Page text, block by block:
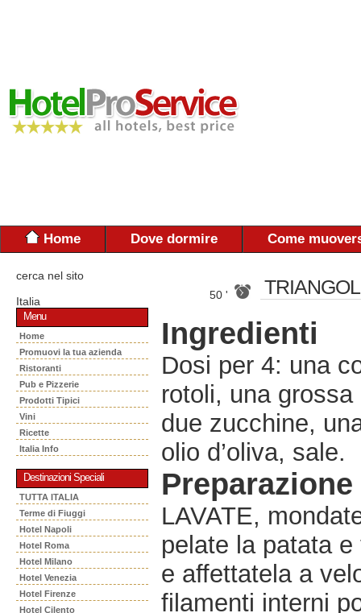
Home Dove dormire Come
cerca nel sito
Italia
Menu
Home
Promuovi la tua azienda
Ristoranti
Pub e Pizzerie
Prodotti Tipici
Vini
Ricette
Italia Info
Destinazioni Speciali
TUTTA ITALIA
Terme di Fiuggi
Hotel Napoli
Hotel Roma
Hotel Milano
Hotel Venezia
Hotel Firenze
Hotel Cilento
50 '
Ingredienti
Dosi per 4: una
rotoli, una
due zucchine,
olio d’oliva, sale.
Preparazione
LAVATE,
pelate la patata
e affettatela a
filamenti interni